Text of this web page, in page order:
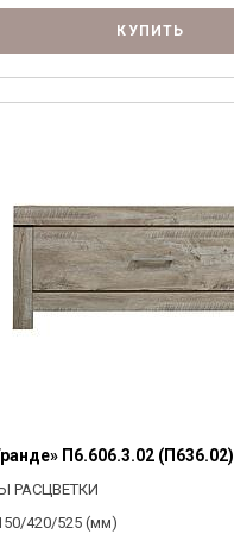
КУПИТЬ
П6.606.3.02 (П636.02)
РАСЦВЕТКИ
420/525 (мм)